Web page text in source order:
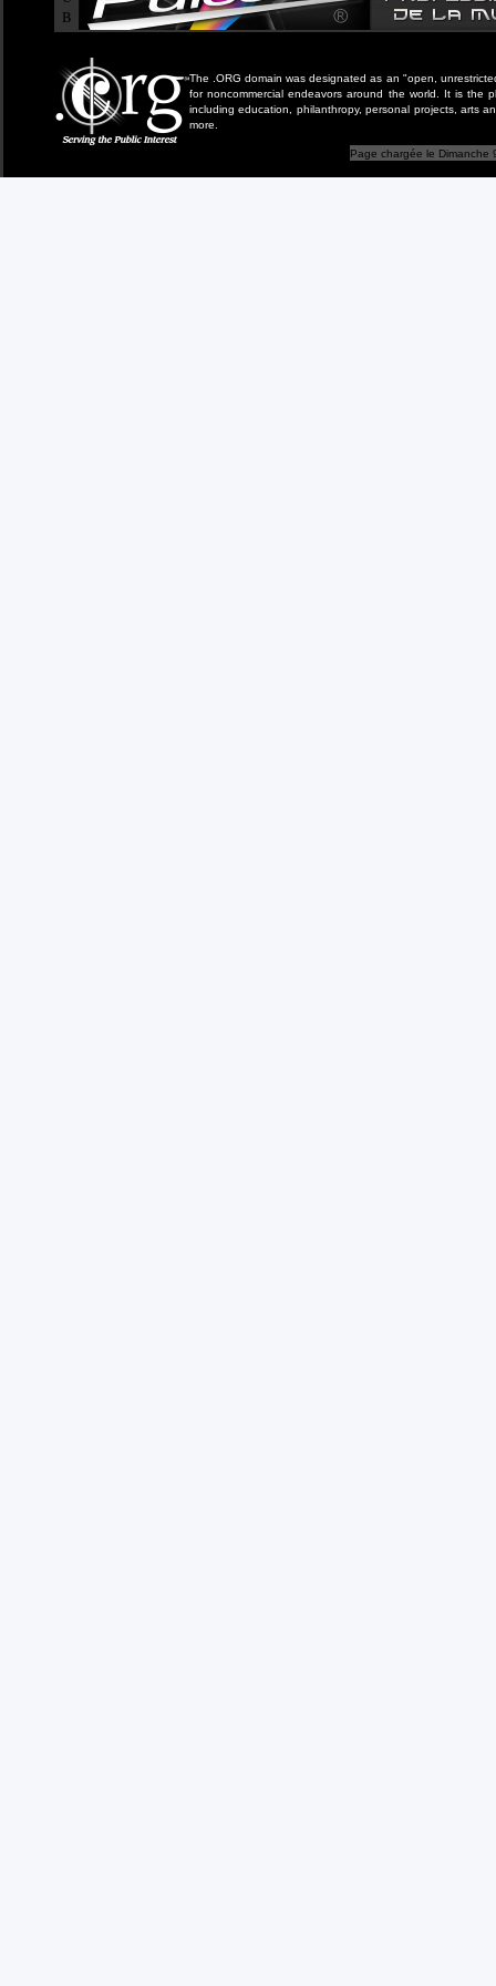
B
The .ORG domain was designated as an "open,
for noncommercial endeavors around the world. It is the
including education, philanthropy, personal projects, arts
more.
Page chargée le Dimanche